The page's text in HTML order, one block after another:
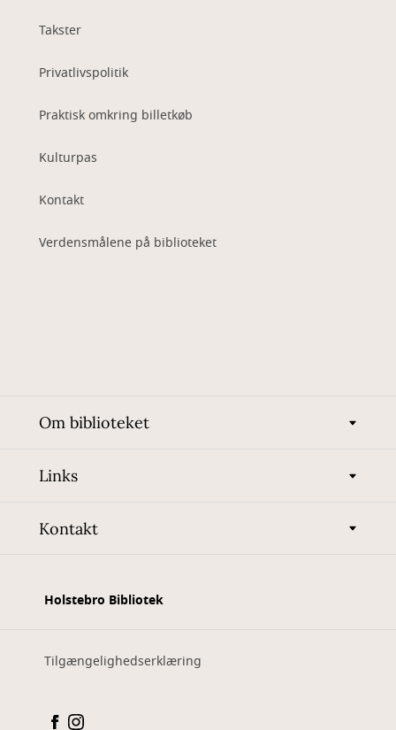
Takster
Privatlivspolitik
Praktisk omkring billetkøb
Kulturpas
Kontakt
Verdensmålene på biblioteket
Om biblioteket
Links
Kontakt
Holstebro Bibliotek
Tilgængelighedserklæring